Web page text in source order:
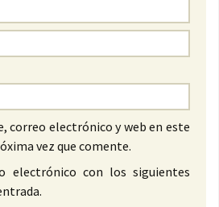
correo electrónico y web en este
vez que comente.
electrónico con los siguientes